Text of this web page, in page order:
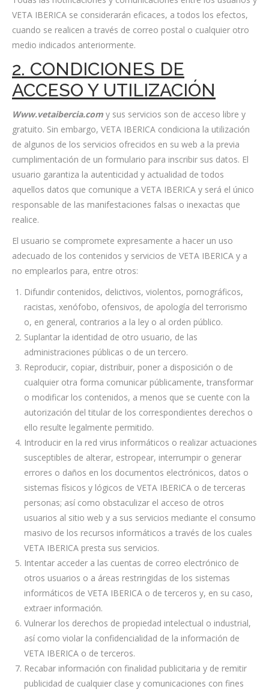
VETA IBERICA se considerarán eficaces, a todos los efectos,
cuando se realicen a través de correo postal o cualquier otro
medio indicados anteriormente.
2. CONDICIONES DE
ACCESO Y UTILIZACIÓN
Www.vetaibercia.com y sus servicios son de acceso libre y
gratuito. Sin embargo, VETA IBERICA condiciona la utilización
de algunos de los servicios ofrecidos en su web a la previa
cumplimentación de un formulario para inscribir sus datos. El
usuario garantiza la autenticidad y actualidad de todos
aquellos datos que comunique a VETA IBERICA y será el único
responsable de las manifestaciones falsas o inexactas que
realice.
El usuario se compromete expresamente a hacer un uso
adecuado de los contenidos y servicios de VETA IBERICA y a
no emplearlos para, entre otros:
Difundir contenidos, delictivos, violentos, pornográficos,
racistas, xenófobo, ofensivos, de apología del terrorismo
o, en general, contrarios a la ley o al orden público.
Suplantar la identidad de otro usuario, de las
administraciones públicas o de un tercero.
Reproducir, copiar, distribuir, poner a disposición o de
cualquier otra forma comunicar públicamente, transformar
o modificar los contenidos, a menos que se cuente con la
autorización del titular de los correspondientes derechos o
ello resulte legalmente permitido.
Introducir en la red virus informáticos o realizar actuaciones
susceptibles de alterar, estropear, interrumpir o generar
errores o daños en los documentos electrónicos, datos o
sistemas físicos y lógicos de VETA IBERICA o de terceras
personas; así como obstaculizar el acceso de otros
usuarios al sitio web y a sus servicios mediante el consumo
masivo de los recursos informáticos a través de los cuales
VETA IBERICA presta sus servicios.
Intentar acceder a las cuentas de correo electrónico de
otros usuarios o a áreas restringidas de los sistemas
informáticos de VETA IBERICA o de terceros y, en su caso,
extraer información.
Vulnerar los derechos de propiedad intelectual o industrial,
así como violar la confidencialidad de la información de
VETA IBERICA o de terceros.
Recabar información con finalidad publicitaria y de remitir
publicidad de cualquier clase y comunicaciones con fines